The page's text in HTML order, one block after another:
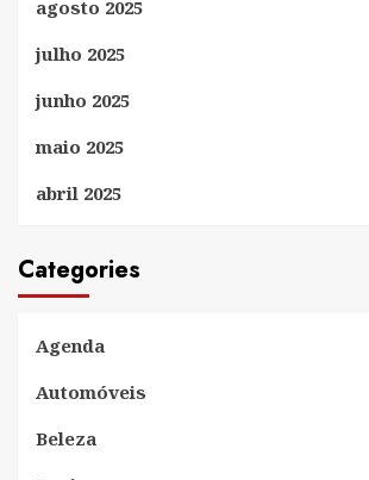
agosto 2025
julho 2025
junho 2025
maio 2025
abril 2025
Categories
Agenda
Automóveis
Beleza